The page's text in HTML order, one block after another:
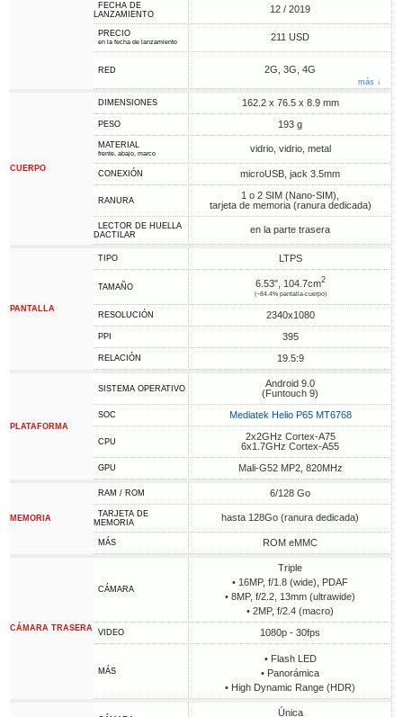
FECHA DE
LANZAMIENTO
12 / 2019
PRECIO
en la fecha de lanzamiento 211 USD
RED 2G, 3G, 4G
más ↓
CUERPO
DIMENSIONES 162.2 x 76.5 x 8.9 mm
PESO 193 g
MATERIAL
frente, abajo, marco vidrio, vidrio, metal
CONEXIÓN microUSB, jack 3.5mm
RANURA
1 o 2 SIM (Nano-SIM),
tarjeta de memoria (ranura dedicada)
LECTOR DE HUELLA
DACTILAR
en la parte trasera
PANTALLA
TIPO LTPS
TAMAÑO 6.53", 104.7cm2
(~84.4% pantalla-cuerpo)
RESOLUCIÓN 2340x1080
PPI 395
RELACIÓN 19.5:9
PLATAFORMA
SISTEMA OPERATIVO
Android 9.0
(Funtouch 9)
SOC Mediatek Helio P65 MT6768
CPU
2x2GHz Cortex-A75
6x1.7GHz Cortex-A55
GPU Mali-G52 MP2, 820MHz
MEMORIA
RAM / ROM 6/128 Go
TARJETA DE
MEMORIA
hasta 128Go (ranura dedicada)
MÁS ROM eMMC
CÁMARA TRASERA
CÁMARA
Triple
• 16MP, f/1.8 (wide), PDAF
• 8MP, f/2.2, 13mm (ultrawide)
• 2MP, f/2.4 (macro)
VIDEO 1080p - 30fps
MÁS
• Flash LED
• Panorámica
• High Dynamic Range (HDR)
Única